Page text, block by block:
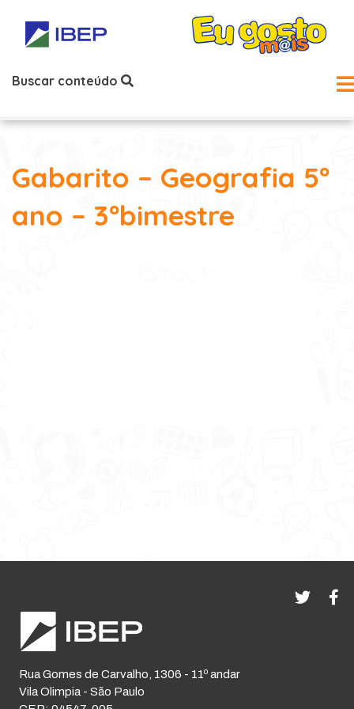
Buscar conteúdo
Gabarito – Geografia 5º
ano – 3ºbimestre
Rua Gomes de Carvalho, 1306 - 11º andar
Vila Olimpia - São Paulo